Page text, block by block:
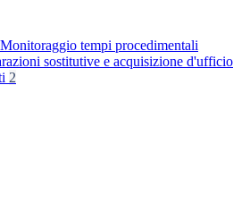
Monitoraggio tempi procedimentali
sostitutive e acquisizione d'ufficio
2